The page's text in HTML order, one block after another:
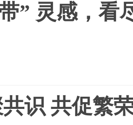
” 灵感，看
识 共促繁